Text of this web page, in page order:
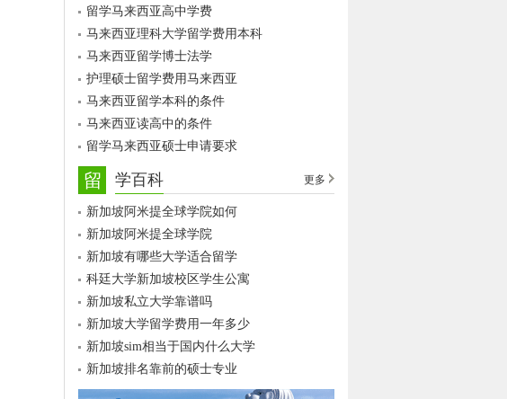
留学马来西亚高中学费
马来西亚理科大学留学费用本科
马来西亚留学博士法学
护理硕士留学费用马来西亚
马来西亚留学本科的条件
马来西亚读高中的条件
留学马来西亚硕士申请要求
留 学百科 更多
新加坡阿米提全球学院如何
新加坡阿米提全球学院
新加坡有哪些大学适合留学
科廷大学新加坡校区学生公寓
新加坡私立大学靠谱吗
新加坡大学留学费用一年多少
新加坡sim相当于国内什么大学
新加坡排名靠前的硕士专业